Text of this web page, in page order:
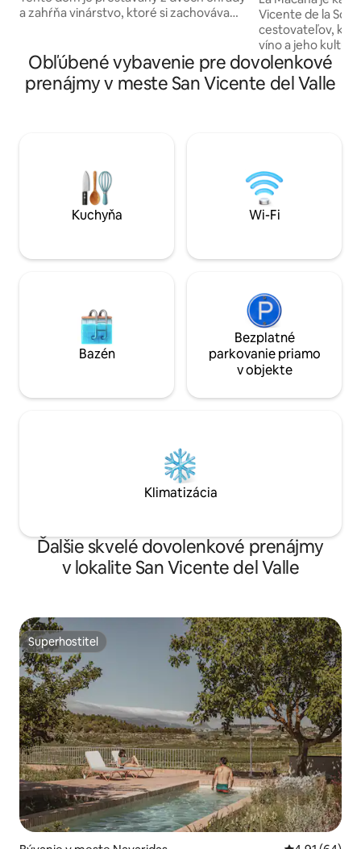
a zahŕňa vinárstvo, ktoré si zachováva
najväčší luxus. Vychutnajte si svoje
obľúbené seriály a filmy na Netflixe a
zároveň si vychutnajte čerstvo
Vicente de la
cestovateľov,
víno a jeho
špeciálne a
nachádza len 10
Station District a
odpojenia, ako aj
tejto oblasti.
Obľúbené vybavenie pre dovolenkové
prenájmy v meste San Vicente del Valle
Kuchyňa Wi-Fi
Bazén
Bezplatné
parkovanie priamo
v objekte
Klimatizácia
Ďalšie skvelé dovolenkové prenájmy
v lokalite San Vicente del Valle
Superhostiteľ
Superhostiteľ